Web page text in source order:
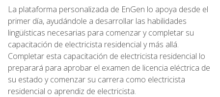
La plataforma personalizada de EnGen lo apoya desde el
primer día, ayudándole a desarrollar las habilidades
lingüísticas necesarias para comenzar y completar su
capacitación de electricista residencial y más allá.
Completar esta capacitación de electricista residencial lo
preparará para aprobar el examen de licencia eléctrica de
su estado y comenzar su carrera como electricista
residencial o aprendiz de electricista.